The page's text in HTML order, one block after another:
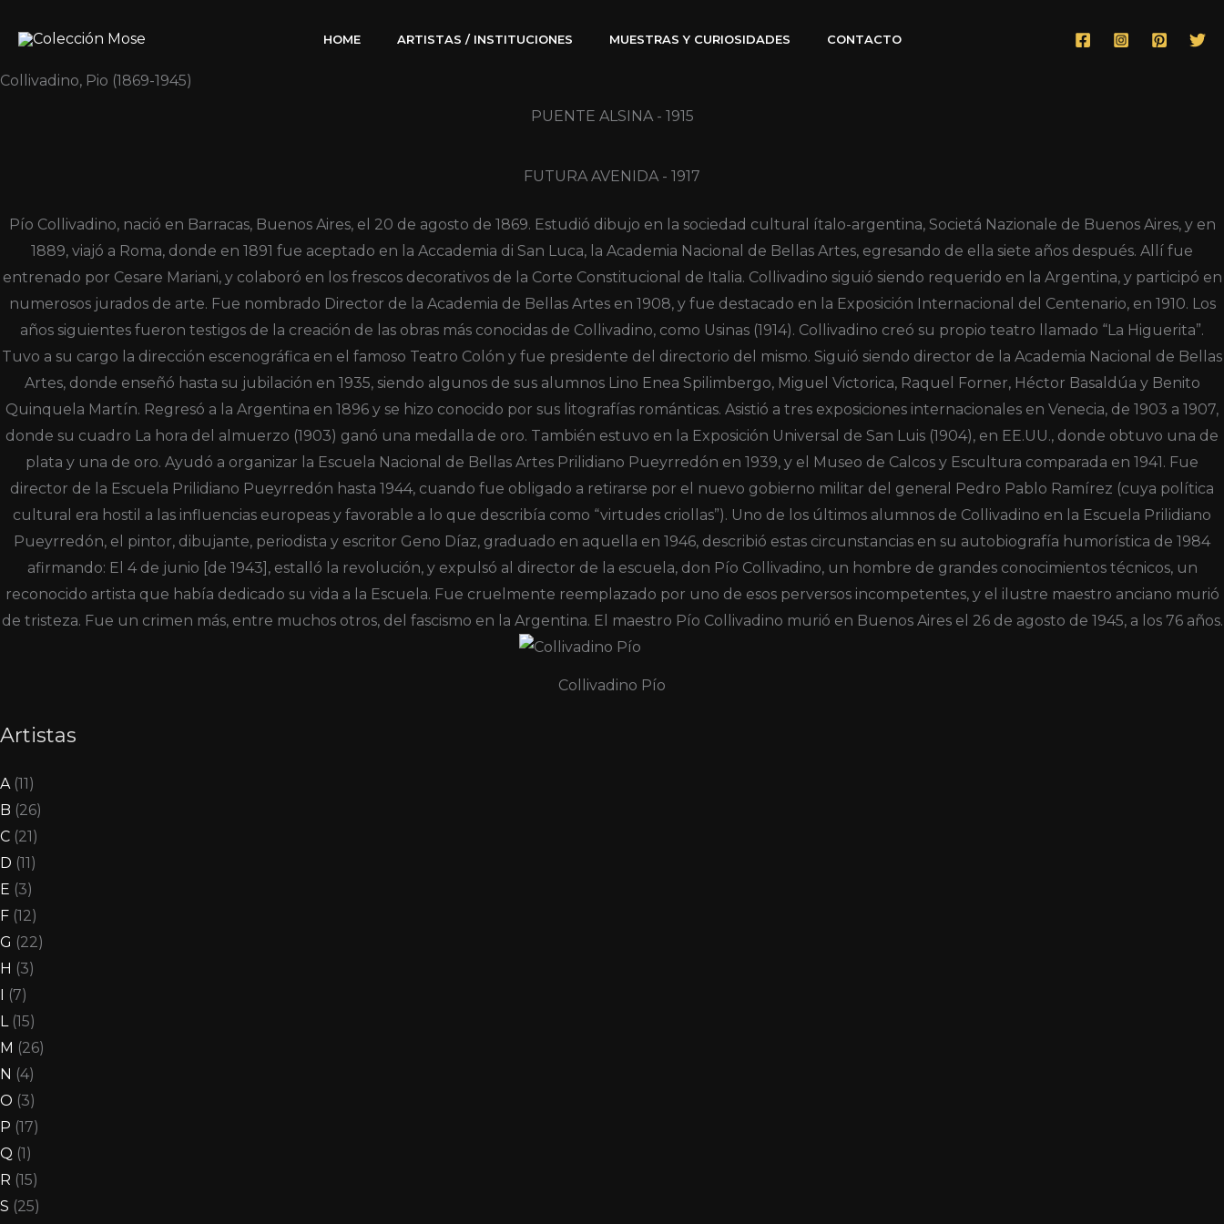
HOME ARTISTAS / INSTITUCIONES MUESTRAS Y CURIOSIDADES CONTACTO
Collivadino, Pio (1869-1945)
PUENTE ALSINA - 1915
FUTURA AVENIDA - 1917
Pío Collivadino, nació en Barracas, Buenos Aires, el 20 de agosto de 1869. Estudió dibujo en la sociedad cultural ítalo-argentina, Societá Nazionale de Buenos Aires, y en
1889, viajó a Roma, donde en 1891 fue aceptado en la Accademia di San Luca, la Academia Nacional de Bellas Artes, egresando de ella siete años después. Allí fue
entrenado por Cesare Mariani, y colaboró en los frescos decorativos de la Corte Constitucional de Italia. Collivadino siguió siendo requerido en la Argentina, y participó en
numerosos jurados de arte. Fue nombrado Director de la Academia de Bellas Artes en 1908, y fue destacado en la Exposición Internacional del Centenario, en 1910. Los
años siguientes fueron testigos de la creación de las obras más conocidas de Collivadino, como Usinas (1914). Collivadino creó su propio teatro llamado “La Higuerita”.
Tuvo a su cargo la dirección escenográfica en el famoso Teatro Colón y fue presidente del directorio del mismo. Siguió siendo director de la Academia Nacional de Bellas
Artes, donde enseñó hasta su jubilación en 1935, siendo algunos de sus alumnos Lino Enea Spilimbergo, Miguel Victorica, Raquel Forner, Héctor Basaldúa y Benito
Quinquela Martín. Regresó a la Argentina en 1896 y se hizo conocido por sus litografías románticas. Asistió a tres exposiciones internacionales en Venecia, de 1903 a 1907,
donde su cuadro La hora del almuerzo (1903) ganó una medalla de oro. También estuvo en la Exposición Universal de San Luis (1904), en EE.UU., donde obtuvo una de
plata y una de oro. Ayudó a organizar la Escuela Nacional de Bellas Artes Prilidiano Pueyrredón en 1939, y el Museo de Calcos y Escultura comparada en 1941. Fue
director de la Escuela Prilidiano Pueyrredón hasta 1944, cuando fue obligado a retirarse por el nuevo gobierno militar del general Pedro Pablo Ramírez (cuya política
cultural era hostil a las influencias europeas y favorable a lo que describía como “virtudes criollas”). Uno de los últimos alumnos de Collivadino en la Escuela Prilidiano
Pueyrredón, el pintor, dibujante, periodista y escritor Geno Díaz, graduado en aquella en 1946, describió estas circunstancias en su autobiografía humorística de 1984
afirmando: El 4 de junio [de 1943], estalló la revolución, y expulsó al director de la escuela, don Pío Collivadino, un hombre de grandes conocimientos técnicos, un
reconocido artista que había dedicado su vida a la Escuela. Fue cruelmente reemplazado por uno de esos perversos incompetentes, y el ilustre maestro anciano murió
de tristeza. Fue un crimen más, entre muchos otros, del fascismo en la Argentina. El maestro Pío Collivadino murió en Buenos Aires el 26 de agosto de 1945, a los 76 años.
Collivadino Pío
Artistas
A (11)
B (26)
C (21)
D (11)
E (3)
F (12)
G (22)
H (3)
I (7)
L
(15)
M (26)
N (4)
O (3)
P (17)
Q (1)
R (15)
S (25)